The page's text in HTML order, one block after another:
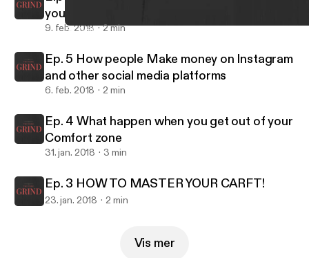
Ep. 5 How people Make money on Instagram and other social
you grow a personal bread
9. feb. 2018 2 min
Ep. 5 How people Make money on Instagram
and other social media platforms
6. feb. 2018 2 min
Ep. 4 What happen when you get out of your
Comfort zone
31. jan. 2018 3 min
Ep. 3 HOW TO MASTER YOUR CARFT!
23. jan. 2018 2 min
Vis mer